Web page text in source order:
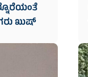
ಖುಷ್‌